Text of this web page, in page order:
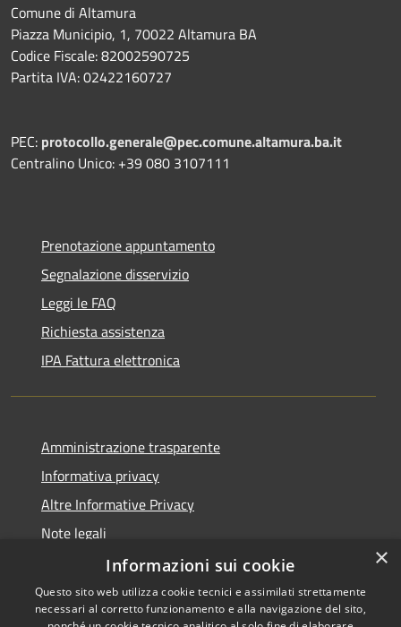
Comune di Altamura
Piazza Municipio, 1, 70022 Altamura BA
Codice Fiscale: 82002590725
Partita IVA: 02422160727
PEC: protocollo.generale@pec.comune.altamura.ba.it
Centralino Unico: +39 080 3107111
Prenotazione appuntamento
Segnalazione disservizio
Leggi le FAQ
Richiesta assistenza
IPA Fattura elettronica
Amministrazione trasparente
Informativa privacy
Altre Informative Privacy
Note legali
Dichiarazione di accessibilità
×
Informazioni sui cookie
Questo sito web utilizza cookie tecnici e assimilati strettamente
necessari al corretto funzionamento e alla navigazione del sito,